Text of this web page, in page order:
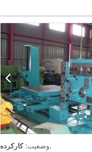
وضعیت:کارکرده ,